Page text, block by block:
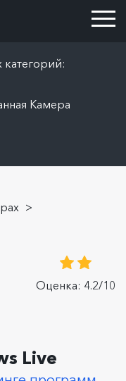
категорий:
Камера
>
Live
Оценка: 4.2/10